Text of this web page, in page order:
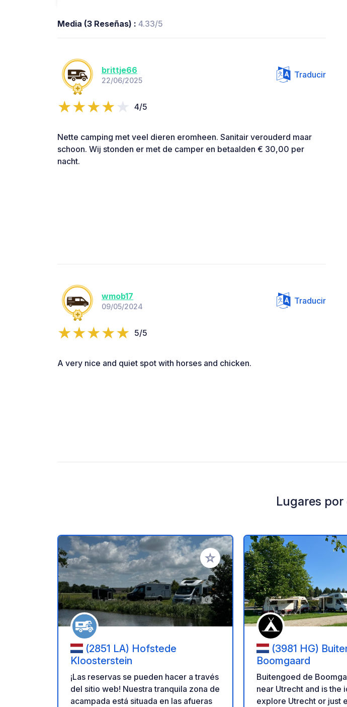
Media (3 Reseñas) : 4.33/5
brittje66
22/06/2025
Traducir
4/5
Nette camping met veel dieren eromheen. Sanitair verouderd maar
schoon. Wij stonden er met de camper en betaalden € 30,00 per
nacht.
wmob17
09/05/2024
Traducir
5/5
A very nice and quiet spot with horses and chicken.
Lugares
Añadir a tus favoritos
(2851 LA) Hofstede
Kloosterstein
¡Las reservas se pueden hacer a través
del sitio web! Nuestra tranquila zona de
acampada está situada en las afueras
(3981 HG)
Boomgaard
Buitengoed de
near Utrecht and is the
explore Utrecht or just